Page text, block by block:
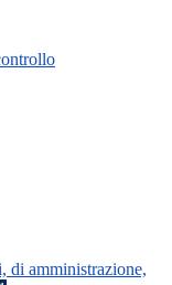
di amministrazione,